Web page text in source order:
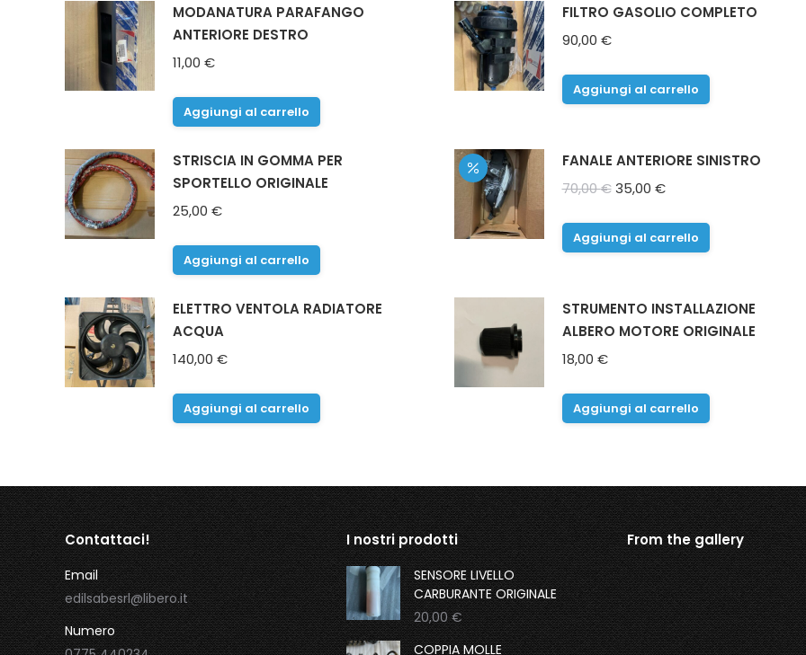
MODANATURA PARAFANGO
ANTERIORE DESTRO
11,00 €
Aggiungi al carrello
FILTRO GASOLIO COMPLETO
90,00 €
Aggiungi al carrello
STRISCIA IN GOMMA PER
SPORTELLO ORIGINALE
25,00 €
Aggiungi al carrello
FANALE ANTERIORE SINISTRO
70,00€ Il
originale
35,00 €Il
attuale
Aggiungi al carrello
ELETTRO VENTOLA RADIATORE
ACQUA
140,00 €
Aggiungi al carrello
STRUMENTO INSTALLAZIONE
ALBERO MOTORE ORIGINALE
18,00 €
Aggiungi al carrello
Contattaci!
Email
edilsabesrl@libero.it
Numero
I nostri prodotti
SENSORE LIVELLO
CARBURANTE ORIGINALE
20,00€
COPPIA MOLLE
From the gallery